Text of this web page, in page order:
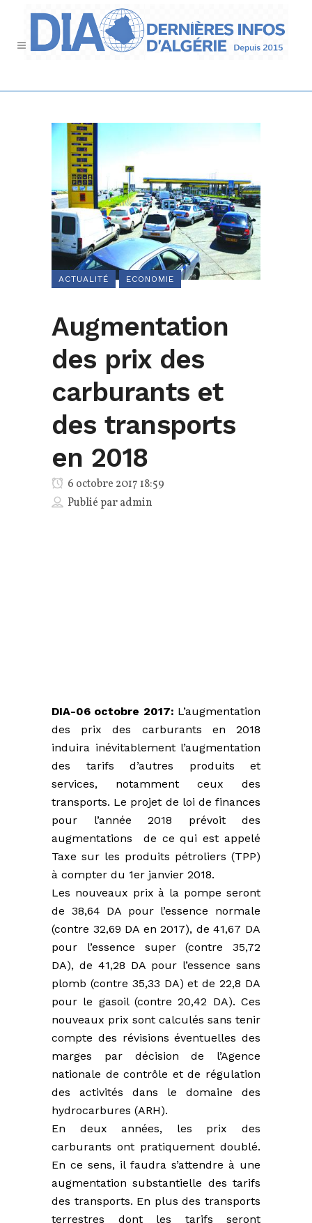
ACTUALITÉ ECONOMIE
Augmentation
des prix des
carburants et
des transports
en 2018
6 octobre 2017 18:59
Publié paradmin
DIA-06 octobre 2017: L’augmentation
des prix des carburants en 2018
induira inévitablement l’augmentation
des tarifs d’autres produits et
services, notamment ceux des
transports. Le projet de loi de finances
pour l’année 2018 prévoit des
augmentations de ce qui est appelé
Taxe sur les produits pétroliers (TPP)
à compter du 1er janvier 2018.
Les nouveaux prix à la pompe seront
de 38,64 DA pour l’essence normale
(contre 32,69 DA en 2017), de 41,67 DA
pour l’essence super (contre 35,72
DA), de 41,28 DA pour l’essence sans
plomb (contre 35,33 DA) et de 22,8 DA
pour le gasoil (contre 20,42 DA). Ces
nouveaux prix sont calculés sans tenir
compte des révisions éventuelles des
marges par décision de l’Agence
nationale de contrôle et de régulation
des activités dans le domaine des
hydrocarbures (ARH).
En deux années, les prix des
carburants ont pratiquement doublé.
En ce sens, il faudra s’attendre à une
augmentation substantielle des tarifs
des transports. En plus des transports
terrestres dont les tarifs seront